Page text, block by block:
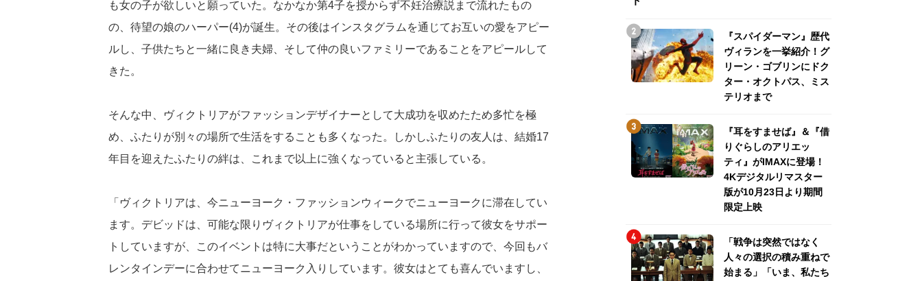
も女の子が欲しいと願っていた。なかなか第4子を授からず不妊治療説まで流れたもの
の、待望の娘のハーパー(4)が誕生。その後はインスタグラムを通じてお互いの愛をアピー
ルし、子供たちと一緒に良き夫婦、そして仲の良いファミリーであることをアピールして
きた。
そんな中、ヴィクトリアがファッションデザイナーとして大成功を収めたため多忙を極
め、ふたりが別々の場所で生活をすることも多くなった。しかしふたりの友人は、結婚17
年目を迎えたふたりの絆は、これまで以上に強くなっていると主張している。
「ヴィクトリアは、今ニューヨーク・ファッションウィークでニューヨークに滞在してい
ます。デビッドは、可能な限りヴィクトリアが仕事をしている場所に行って彼女をサポー
トしていますが、このイベントは特に大事だということがわかっていますので、今回もバ
レンタインデーに合わせてニューヨーク入りしています。彼女はとても喜んでいますし、
『スパイダーマン』歴代
ヴィランを一挙紹介！グ
リーン・ゴブリンにドク
ター・オクトパス、ミス
テリオまで
『耳をすませば』＆『借
りぐらしのアリエッ
ティ』がIMAXに登場！
4Kデジタルリマスター
版が10月23日より期間
限定上映
「戦争は突然ではなく
人々の選択の積み重ねで
始まる」「いま、私たち